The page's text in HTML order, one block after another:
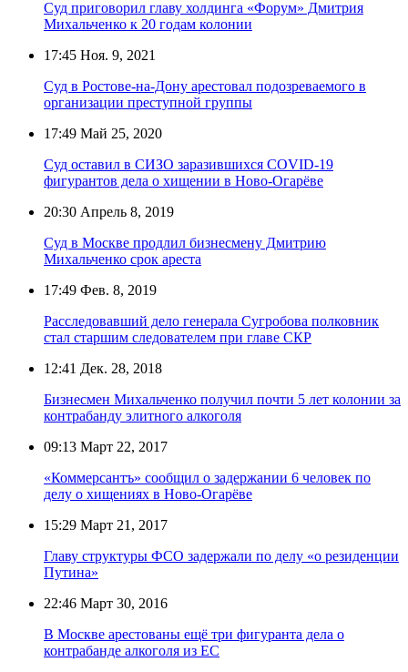
Суд приговорил главу холдинга «Форум» Дмитрия
Михальченко к 20 годам колонии
17:45 Ноя. 9, 2021
Суд в Ростове-на-Дону арестовал подозреваемого в
организации преступной группы
17:49 Май 25, 2020
Суд оставил в СИЗО заразившихся COVID-19
фигурантов дела о хищении в Ново-Огарёве
20:30 Апрель 8, 2019
Суд в Москве продлил бизнесмену Дмитрию
Михальченко срок ареста
17:49 Фев. 8, 2019
Расследовавший дело генерала Сугробова полковник
стал старшим следователем при главе СКР
12:41 Дек. 28, 2018
Бизнесмен Михальченко получил почти 5 лет колонии за
контрабанду элитного алкоголя
09:13 Март 22, 2017
«Коммерсантъ» сообщил о задержании 6 человек по
делу о хищениях в Ново-Огарёве
15:29 Март 21, 2017
Главу структуры ФСО задержали по делу «о резиденции
Путина»
22:46 Март 30, 2016
В Москве арестованы ещё три фигуранта дела о
контрабанде алкоголя из ЕС